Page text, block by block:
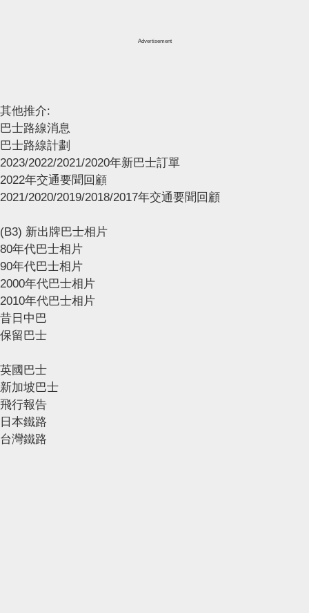
Advertisement
其他推介:
巴士路線消息
巴士路線計劃
2023/2022/2021/2020年新巴士訂單
2022年交通要聞回顧
2021/2020/2019/2018/2017年交通要聞回顧
(B3) 新出牌巴士相片
80年代巴士相片
90年代巴士相片
2000年代巴士相片
2010年代巴士相片
昔日中巴
保留巴士
英國巴士
新加坡巴士
飛行報告
日本鐵路
台灣鐵路